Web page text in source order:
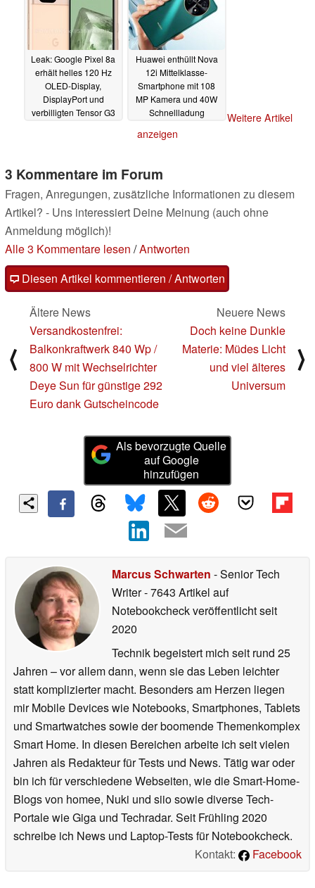
Leak: Google Pixel 8a
erhält helles 120 Hz
OLED-Display,
DisplayPort und
verbilligten Tensor G3
Huawei enthüllt Nova
12i Mittelklasse-
Smartphone mit 108
MP Kamera und 40W
Schnellladung
Weitere Artikel
anzeigen
3 Kommentare im Forum
Fragen, Anregungen, zusätzliche Informationen zu diesem
Artikel? - Uns interessiert Deine Meinung (auch ohne
Anmeldung möglich)!
Alle 3 Kommentare lesen /Antworten
Diesen Artikel kommentieren / Antworten
⟨
Ältere News
Versandkostenfrei:
Balkonkraftwerk 840 Wp /
800 W mit Wechselrichter
Deye Sun für günstige 292
Euro dank Gutscheincode
Neuere News
Doch keine Dunkle
Materie: Müdes Licht
und viel älteres
Universum
⟩
Als bevorzugte Quelle
auf Google
hinzufügen
Marcus Schwarten - Senior Tech
Writer- 7643 Artikel auf
Notebookcheck veröffentlichtseit
2020
Technik begeistert mich seit rund 25
Jahren – vor allem dann, wenn sie das Leben leichter
statt komplizierter macht. Besonders am Herzen liegen
mir Mobile Devices wie Notebooks, Smartphones, Tablets
und Smartwatches sowie der boomende Themenkomplex
Smart Home. In diesen Bereichen arbeite ich seit vielen
Jahren als Redakteur für Tests und News. Tätig war oder
bin ich für verschiedene Webseiten, wie die Smart-Home-
Blogs von homee, Nuki und siio sowie diverse Tech-
Portale wie Giga und Techradar. Seit Frühling 2020
schreibe ich News und Laptop-Tests für Notebookcheck.
Kontakt:
Facebook